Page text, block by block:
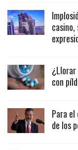
con
Para
de los